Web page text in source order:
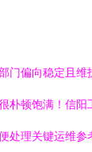
门偏向稳定且维
朴顿饱满！信阳
理关键运维参